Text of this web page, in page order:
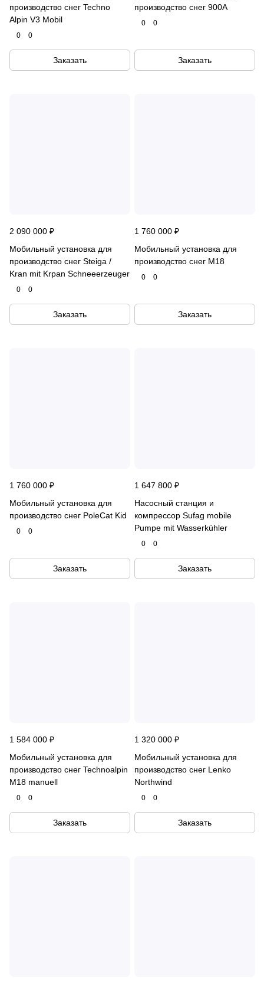
производство снег Techno
Alpin V3 Mobil
0 0
Заказать
производство снег 900A
0 0
Заказать
2 090 000 ₽
Мобильный установка для
производство снег Steiga /
Kran mit Krpan Schneeerzeuger
0 0
Заказать
1 760 000 ₽
Мобильный установка для
производство снег M18
0 0
Заказать
1 760 000 ₽
Мобильный установка для
производство снег PoleCat Kid
0 0
Заказать
1 647 800 ₽
Насосный станция и
компрессор Sufag mobile
Pumpe mit Wasserkühler
0 0
Заказать
1 584 000 ₽
Мобильный установка для
производство снег Technoalpin
M18 manuell
0 0
Заказать
1 320 000 ₽
Мобильный установка для
производство снег Lenko
Northwind
0 0
Заказать